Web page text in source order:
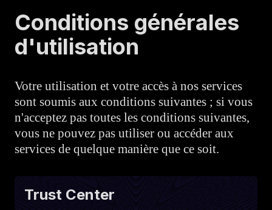
Conditions générales
d'utilisation
Votre utilisation et votre accès à nos services
sont soumis aux conditions suivantes ; si vous
n'acceptez pas toutes les conditions suivantes,
vous ne pouvez pas utiliser ou accéder aux
services de quelque manière que ce soit.
TrustCenter